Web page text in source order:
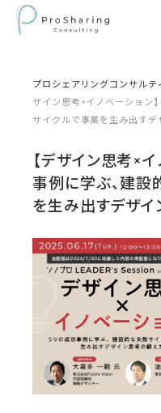
プロシェアリングコンサルテ
ザイン思考×イノベーション
サイクルで事業を生み出す
【デザイン思考×
事例に学ぶ、建設
を生み出すデザ